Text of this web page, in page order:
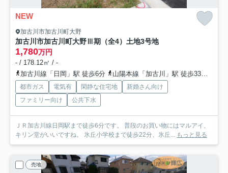
NEW
加古川市加古川町大野
加古川市加古川町大野Ⅲ期（全4）土地3号地
1,780万円
- / 178.12㎡ / -
加古川線「日岡」駅 徒歩6分
山陽本線「加古川」駅 徒歩33分
都市ガス 電気有 閑静な住宅地
新婚さん向け
ファミリー向け
公共下水
ＪＲ加古川線日岡駅まで徒歩6分です。 普段のお買い物にはマルアイ、
キリン堂がいいですね。 氷丘小学校まで徒歩22分、氷丘...
もっと見る
売地